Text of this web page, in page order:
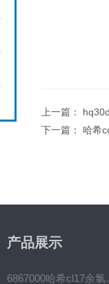
上一篇：
下一篇： 哈希
产品展示
6867000